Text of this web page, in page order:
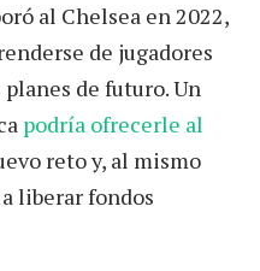
al Chelsea en 2022,
de jugadores
planes de futuro. Un
podría ofrecerle al
reto y, al mismo
liberar fondos